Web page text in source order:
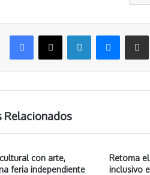
X LinkedIn
Relacionados
con arte,
feria independiente
Retoma
inclusivo